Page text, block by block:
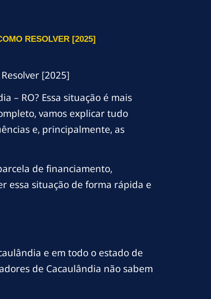
RESOLVER [2025]
[2025]
– RO? Essa situação é mais
vamos explicar tudo
e, principalmente, as
de financiamento,
essa situação de forma rápida e
e em todo o estado de
de Cacaulândia não sabem